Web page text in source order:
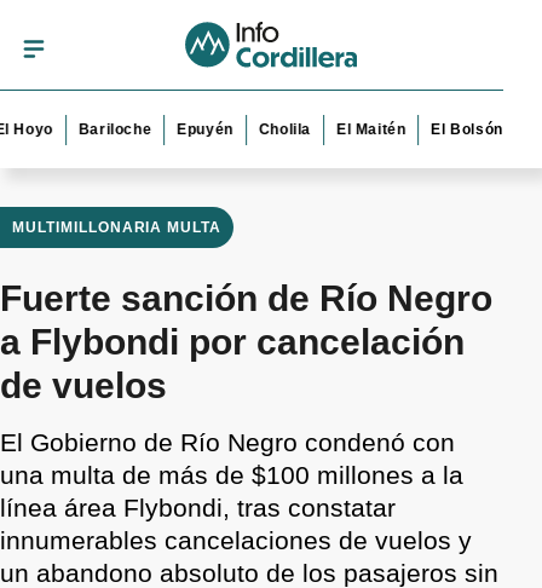
Bariloche Epuyén Cholila El Maitén El Bolsón Esquel
MULTIMILLONARIA MULTA
Fuerte sanción de Río Negro
a Flybondi por cancelación
de vuelos
El Gobierno de Río Negro condenó con
una multa de más de $100 millones a la
línea área Flybondi, tras constatar
innumerables cancelaciones de vuelos y
un abandono absoluto de los pasajeros sin